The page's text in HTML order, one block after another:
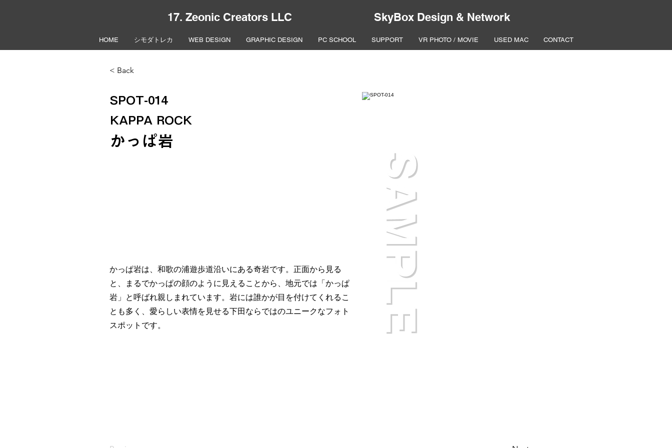
17. Zeonic Creators LLC SkyBox Design & Network
HOME シモダトレカ WEB DESIGN GRAPHIC DESIGN PC SCHOOL SUPPORT VR PHOTO / MOVIE USED MAC CONTACT
< Back
SPOT-014
KAPPA ROCK
かっぱ岩
かっぱ岩は、和歌の浦遊歩道沿いにある奇岩です。正面から見る
と、まるでかっぱの顔のように見えることから、地元では「かっぱ
岩」と呼ばれ親しまれています。岩には誰かが目を付けてくれるこ
とも多く、愛らしい表情を見せる下田ならではのユニークなフォト
スポットです。